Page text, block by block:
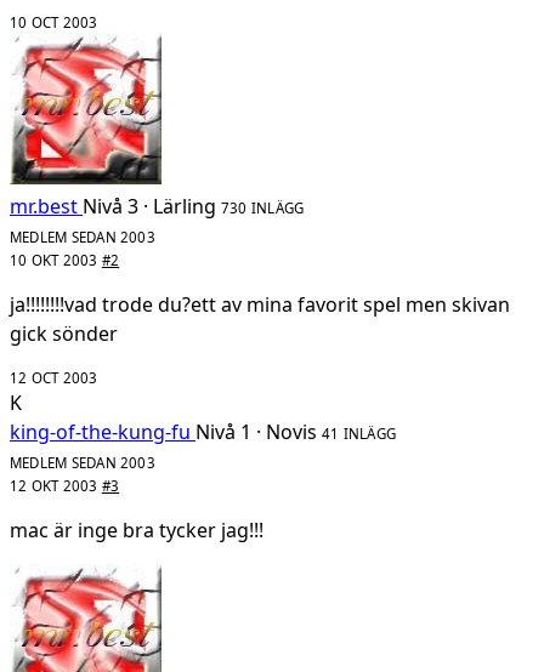
10 OCT 2003
mr.best Nivå 3 · Lärling 730 INLÄGG
MEDLEM SEDAN 2003
10 OKT 2003 #2
ja!!!!!!!!vad trode du?ett av mina favorit spel men skivan
gick sönder
12 OCT 2003
K
king-of-the-kung-fu Nivå 1 · Novis 41 INLÄGG
MEDLEM SEDAN 2003
12 OKT 2003 #3
mac är inge bra tycker jag!!!